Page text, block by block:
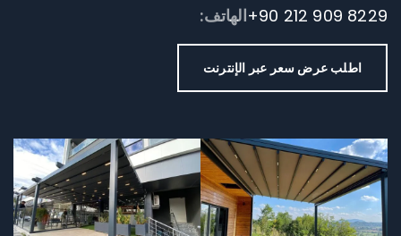
الهاتف:+90 212 909 8229
اطلب عرض سعر عبر الإنترنت